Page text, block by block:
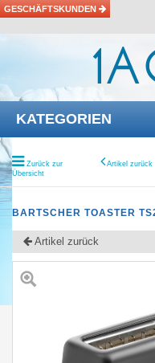
GESCHÄFTSKUNDEN
KATEGORIEN
Zurück zur
Übersicht
Artikel zurück
BARTSCHER TOASTER
Artikel zurück